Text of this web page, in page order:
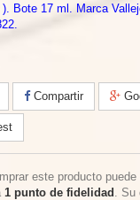
). Bote 17 ml. Marca
Compartir
este producto puede
1 punto de fidelidad . Su